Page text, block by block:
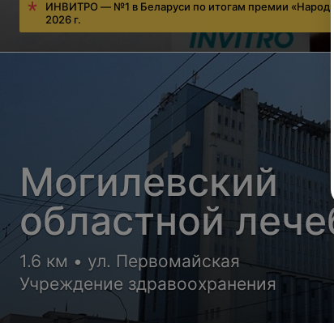
ИНВИТРО — №1 в Беларуси по итогам премии
2026 г.
Могилевский
областной
диагностический
центр
1.6 км • ул. Первомайская
Учреждение здравоохранения